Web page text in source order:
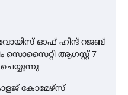
വോയിസ് ഓഫ് ഹിന്ദ് റജബ്
സൊസൈറ്റി ആഗസ്റ്റ് 7
ചെയ്യുന്നു
കോമേഴ്‌സ്